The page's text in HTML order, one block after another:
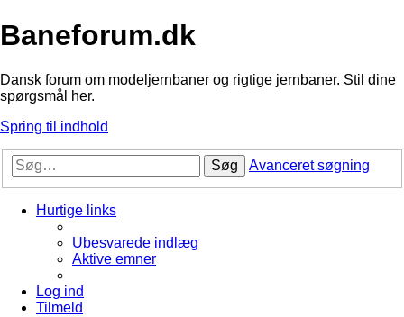
Baneforum.dk
Dansk forum om modeljernbaner og rigtige jernbaner. Stil dine
spørgsmål her.
Spring til indhold
Søg Avanceret søgning
Hurtige links
Ubesvarede indlæg
Aktive emner
Log ind
Tilmeld